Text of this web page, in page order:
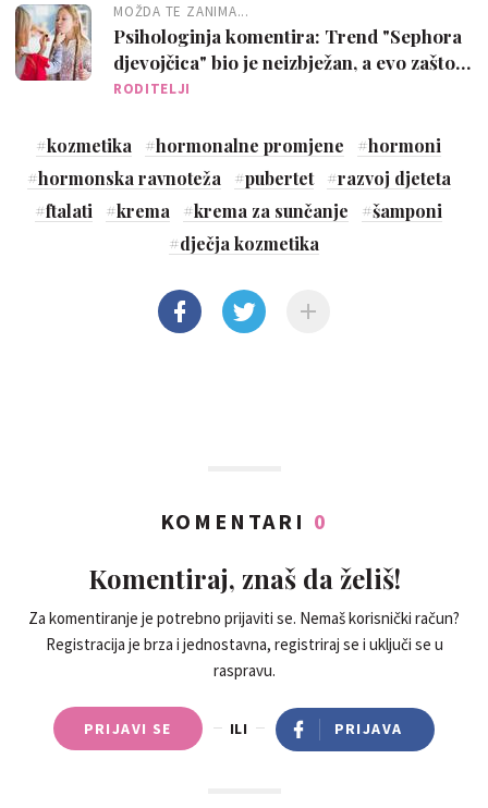
MOŽDA TE ZANIMA...
Psihologinja komentira: Trend "Sephora
djevojčica" bio je neizbježan, a evo zašto
se tako "zločesto" ponašaju
RODITELJI
#kozmetika #hormonalne promjene #hormoni
#hormonska ravnoteža #pubertet #razvoj djeteta
#ftalati #krema #krema za sunčanje #šamponi
#dječja kozmetika
KOMENTARI 0
Komentiraj, znaš da želiš!
Za komentiranje je potrebno prijaviti se. Nemaš korisnički račun?
Registracija je brza i jednostavna, registriraj se i uključi se u
raspravu.
PRIJAVI SE ILI PRIJAVA